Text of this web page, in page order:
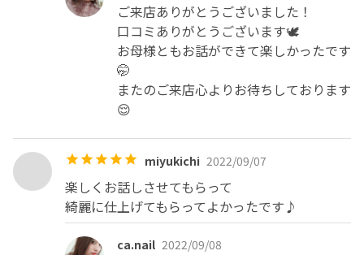
持ち込みネイルの場合、ご希望に添えない場合がございま
す。事前に画像をいただきます。
ご理解のほど宜しくお願いします
支払いは現金のみとなっております。
自宅サロンで子供が家にいたりするので、ご不便ご迷惑を
おかけしますがよろしくおねがいします。
ご来店ありがとうございました！
口コミありがとうございます🕊️
お母様ともお話ができて楽しかったです
🤭
またのご来店心よりお待ちしております
😌
miyukichi 2022/09/07
楽しくお話しさせてもらって
綺麗に仕上げてもらってよかったです♪
ca.nail 2022/09/08